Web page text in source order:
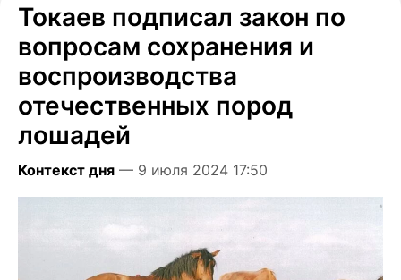
Токаев подписал закон по
вопросам сохранения и
воспроизводства
отечественных пород
лошадей
Контекст дня — 9 июля 2024 17:50